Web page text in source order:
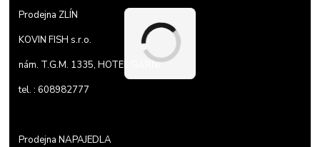
Prodejna ZLÍN
KOVIN FISH s.r.o.
nám. T.G.M. 1335, HOTEL GARNI
tel. : 608982777
Prodejna NAPAJEDLA